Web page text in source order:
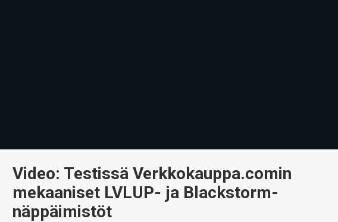
Video: Testissä Verkkokauppa.comin
mekaaniset LVLUP- ja Blackstorm-
näppäimistöt